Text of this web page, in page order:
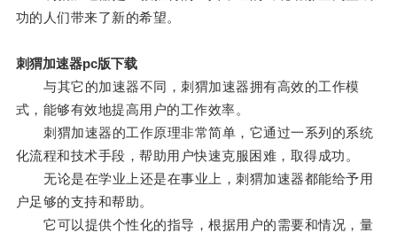
功的人们带来了新的希望。
刺猬加速器pc版下载
与其它的加速器不同，刺猬加速器拥有高效的工作模
式，能够有效地提高用户的工作效率。
刺猬加速器的工作原理非常简单，它通过一系列的系统
化流程和技术手段，帮助用户快速克服困难，取得成功。
无论是在学业上还是在事业上，刺猬加速器都能给予用
户足够的支持和帮助。
它可以提供个性化的指导，根据用户的需要和情况，量